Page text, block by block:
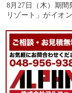
8月27日（木）期
リゾート」がイオ